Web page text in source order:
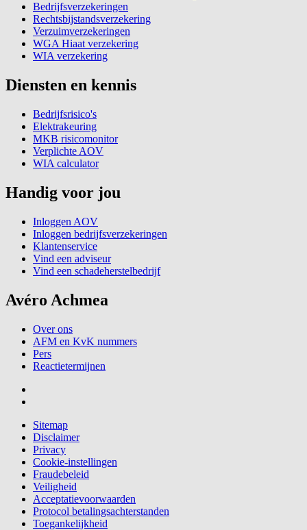
Bedrijfsverzekeringen
Rechtsbijstandsverzekering
Verzuimverzekeringen
WGA Hiaat verzekering
WIA verzekering
Diensten en kennis
Bedrijfsrisico's
Elektrakeuring
MKB risicomonitor
Verplichte AOV
WIA calculator
Handig voor jou
Inloggen AOV
Inloggen bedrijfsverzekeringen
Klantenservice
Vind een adviseur
Vind een schadeherstelbedrijf
Avéro Achmea
Over ons
AFM en KvK nummers
Pers
Reactietermijnen
Sitemap
Disclaimer
Privacy
Cookie-instellingen
Fraudebeleid
Veiligheid
Acceptatievoorwaarden
Protocol betalingsachterstanden
Toegankelijkheid